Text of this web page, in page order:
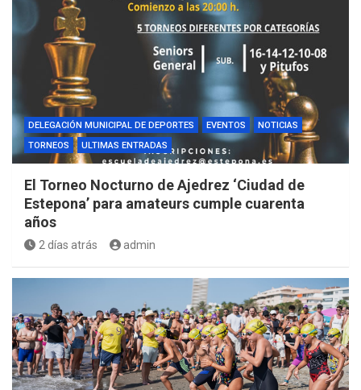
DELEGACIÓN MUNICIPAL DE DEPORTES EVENTOS
NOTICIAS
TORNEOS
ULTIMAS ENTRADAS
El Torneo Nocturno de Ajedrez ‘Ciudad de
Estepona’ para amateurs cumple cuarenta
años
2 días atrás admin